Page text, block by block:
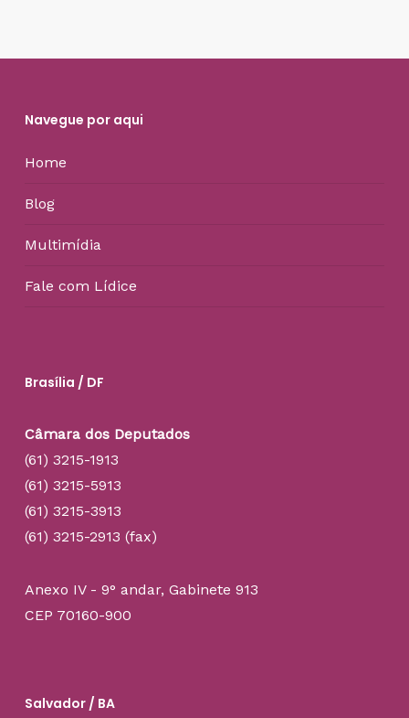
Navegue por aqui
Home
Blog
Multimídia
Fale com Lídice
Brasília / DF
Câmara dos Deputados
(61) 3215-1913
(61) 3215-5913
(61) 3215-3913
(61) 3215-2913 (fax)
Anexo IV - 9° andar, Gabinete 913
CEP 70160-900
Salvador / BA